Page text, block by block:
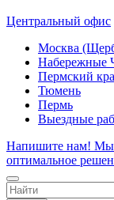
Центральный офис
Москва
Набережные
Пермский
Тюмень
Пермь
Выездные
Напишите нам! Мы
оптимальное